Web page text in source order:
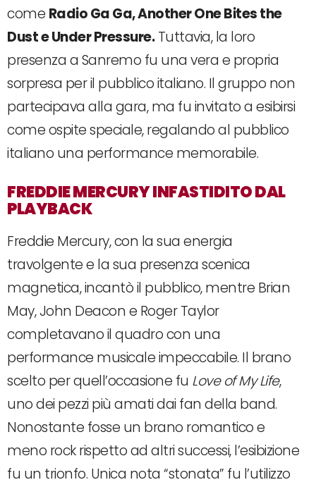
come Radio Ga Ga, Another One Bites the
Dust e Under Pressure.Tuttavia, la loro
presenza a Sanremo fu una vera e propria
sorpresa per il pubblico italiano. Il gruppo non
partecipava alla gara, ma fu invitato a esibirsi
come ospite speciale, regalando al pubblico
italiano una performance memorabile.
FREDDIE MERCURY INFASTIDITO DAL
PLAYBACK
Freddie Mercury, con la sua energia
travolgente e la sua presenza scenica
magnetica, incantò il pubblico, mentre Brian
May, John Deacon e Roger Taylor
completavano il quadro con una
performance musicale impeccabile. Il brano
scelto per quell’occasione fu Love of My Life,
uno dei pezzi più amati dai fan della band.
Nonostante fosse un brano romantico e
meno rock rispetto ad altri successi, l’esibizione
fu un trionfo. Unica nota “stonata” fu l’utilizzo